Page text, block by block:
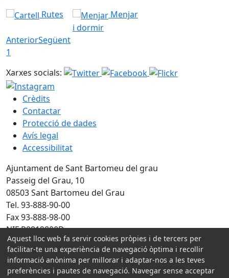
Rutes
Menjar
i dormir
AnteriorSegüent
1
Xarxes socials:
Crèdits
Contactar
Protecció de dades
Avís legal
Accessibilitat
Ajuntament de Sant Bartomeu del grau
Passeig del Grau, 10
08503 Sant Bartomeu del Grau
Tel. 93-888-90-00
Fax 93-888-98-00
NIF P0819800D
Amb la col·laboració de:
Aquest lloc web fa servir cookies pròpies i de tercers per
facilitar-te una experiència de navegació òptima i recollir
informació anònima per millorar i adaptar-nos a les teves
preferències i pautes de navegació. Navegar sense acceptar